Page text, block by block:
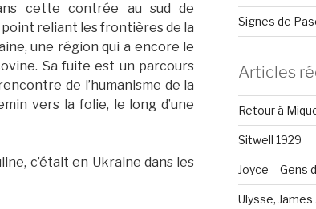
cette contrée au sud de
reliant les frontières de la
une région qui a encore le
Sa fuite est un parcours
de l’humanisme de la
vers la folie, le long d’une
c’était en Ukraine dans les
Signes de
Articles
Retour à
Sitwell 1929
Joyce – Gens
Ulysse, James